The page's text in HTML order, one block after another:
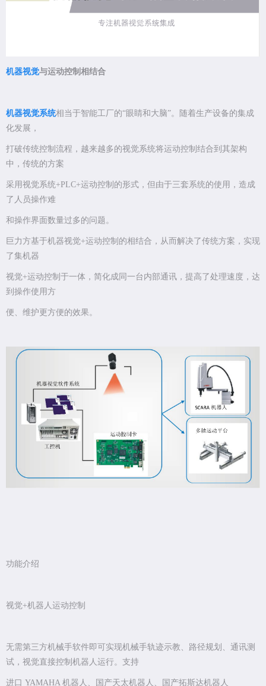
机器视觉与运动控制相结合
机器视觉系统相当于智能工厂的“眼睛和大脑”。随着生产设备的集成
化发展，
打破传统控制流程，越来越多的视觉系统将运动控制结合到其架构
中，传统的方案
采用视觉系统+PLC+运动控制的形式，但由于三套系统的使用，造成
了人员操作难
和操作界面数量过多的问题。
巨力方基于机器视觉+运动控制的相结合，从而解决了传统方案，实现
了集机器
视觉+运动控制于一体，简化成同一台内部通讯，提高了处理速度，达
到操作使用方
便、维护更方便的效果。
功能介绍
视觉+机器人运动控制
无需第三方机械手软件即可实现机械手轨迹示教、路径规划、通讯测
试，视觉直接控制机器人运行。支持
进口 YAMAHA 机器人、国产天太机器人、国产拓斯达机器人